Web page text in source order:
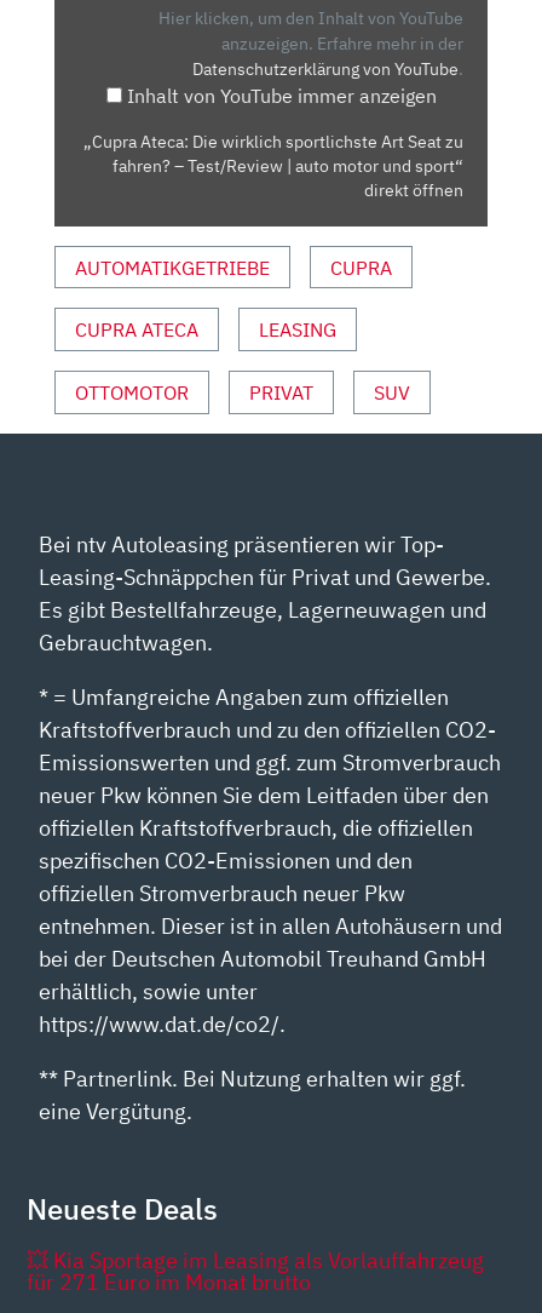
SPORTLICHSTE
FAHREN?
AUTO
MOTOR
UND
SPORT“
YOUTUBE
ANZEIGEN
Hier klicken, um den Inhalt von YouTube
anzuzeigen. Erfahre mehr in der
Datenschutzerklärung von YouTube.
Inhalt von YouTube immer anzeigen
„Cupra Ateca: Die wirklich sportlichste Art Seat zu
fahren? – Test/Review | auto motor und sport“
direkt öffnen
AUTOMATIKGETRIEBE CUPRA
CUPRA ATECA LEASING
OTTOMOTOR PRIVAT SUV
Bei ntv Autoleasing präsentieren wir Top-
Leasing-Schnäppchen für Privat und Gewerbe.
Es gibt Bestellfahrzeuge, Lagerneuwagen und
Gebrauchtwagen.
* = Umfangreiche Angaben zum offiziellen
Kraftstoffverbrauch und zu den offiziellen CO2-
Emissionswerten und ggf. zum Stromverbrauch
neuer Pkw können Sie dem Leitfaden über den
offiziellen Kraftstoffverbrauch, die offiziellen
spezifischen CO2-Emissionen und den
offiziellen Stromverbrauch neuer Pkw
entnehmen. Dieser ist in allen Autohäusern und
bei der Deutschen Automobil Treuhand GmbH
erhältlich, sowie unter
https://www.dat.de/co2/.
** Partnerlink. Bei Nutzung erhalten wir ggf.
eine Vergütung.
Neueste Deals
💥 Kia Sportage im Leasing als Vorlauffahrzeug
für 271 Euro im Monat brutto